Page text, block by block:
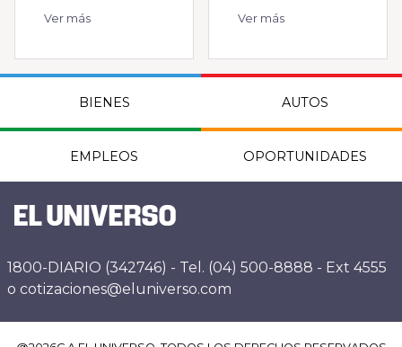
Ver más Ver más
BIENES AUTOS
EMPLEOS OPORTUNIDADES
1800-DIARIO (342746) - Tel. (04) 500-8888 - Ext 4555
o cotizaciones@eluniverso.com